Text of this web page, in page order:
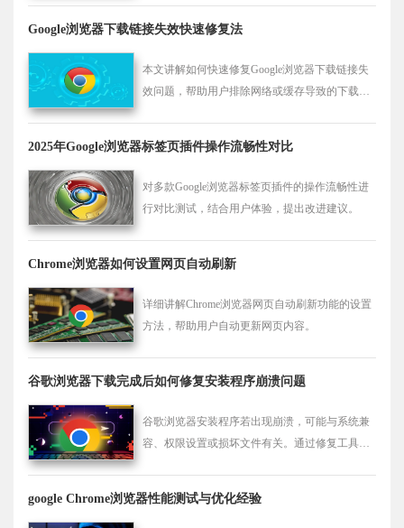
Google浏览器下载链接失效快速修复法
本文讲解如何快速修复Google浏览器下载链接失
效问题，帮助用户排除网络或缓存导致的下载失
2025年Google浏览器标签页插件操作流畅性对比
对多款Google浏览器标签页插件的操作流畅性进
行对比测试，结合用户体验，提出改进建议。
Chrome浏览器如何设置网页自动刷新
详细讲解Chrome浏览器网页自动刷新功能的设置
方法，帮助用户自动更新网页内容。
谷歌浏览器下载完成后如何修复安装程序崩溃问题
谷歌浏览器安装程序若出现崩溃，可能与系统兼
容、权限设置或损坏文件有关。通过修复工具、
google Chrome浏览器性能测试与优化经验